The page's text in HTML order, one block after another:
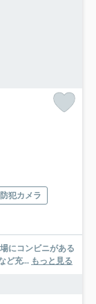
防犯カメラ
にコンビニがある
ど充... もっと見る